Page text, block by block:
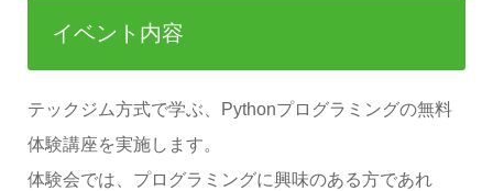
イベント内容
テックジム方式で学ぶ、Pythonプログラミングの無料
体験講座を実施します。
体験会では、プログラミングに興味のある方であれ